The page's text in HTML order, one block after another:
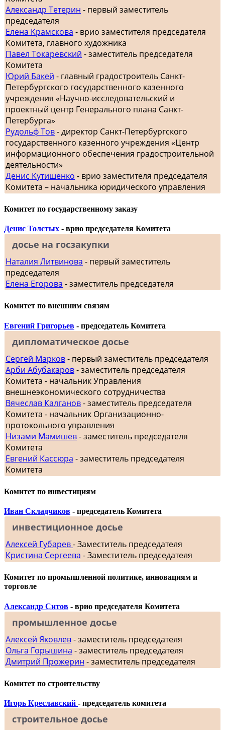
Александр Тетерин - первый заместитель
председателя
Елена Крамскова - врио заместителя председателя
Комитета, главного художника
Павел Токаревский - заместитель председателя
Комитета
Юрий Бакей - главный градостроитель Санкт-
Петербургского государственного казенного
учреждения «Научно-исследовательский и
проектный центр Генерального плана Санкт-
Петербурга»
Рудольф Тов- директор Санкт-Петербургского
государственного казенного учреждения «Центр
информационного обеспечения градостроительной
деятельности»
Денис Кутишенко - врио заместителя председателя
Комитета – начальника юридического управления
Комитет по государственному заказу
Денис Толстых - врио председателя Комитета
досье на госзакупки
Наталия Литвинова - первый заместитель
председателя
Елена Егорова - заместитель председателя
Комитет по внешним связям
Евгений Григорьев - председатель Комитета
дипломатическое досье
Сергей Марков- первый заместитель председателя
Арби Абубакаров- заместитель председателя
Комитета - начальник Управления
внешнеэкономического сотрудничества
Вячеслав Калганов- заместитель председателя
Комитета - начальник Организационно-
протокольного управления
Низами Мамишев- заместитель председателя
Комитета
Евгений Кассюра - заместитель председателя
Комитета
Комитет по инвестициям
Иван Складчиков - председатель Комитета
инвестиционное досье
Алексей Губарев- Заместитель председателя
Кристина Сергеева - Заместитель председателя
Комитет по промышленной политике, инновациям и
торговле
Александр Ситов - врио председателя Комитета
промышленное досье
Алексей Яковлев- заместитель председателя
Ольга Горышина - заместитель председателя
Дмитрий Прожерин - заместитель председателя
Комитет по строительству
Игорь Креславский - председатель комитета
строительное досье